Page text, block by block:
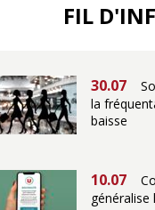
FILmagasin à
30.07
la
baisse
10.07
généralise